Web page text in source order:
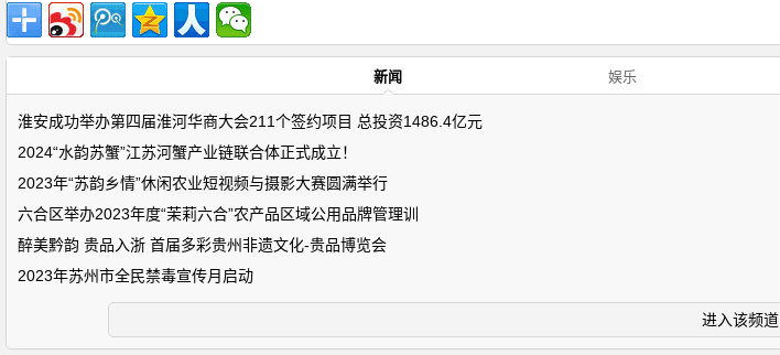
新闻 娱乐
淮安成功举办第四届淮河华商大会211个签约项目 总投资1486.4亿元
2024“水韵苏蟹”江苏河蟹产业链联合体正式成立！
2023年“苏韵乡情”休闲农业短视频与摄影大赛圆满举行
六合区举办2023年度“茉莉六合”农产品区域公用品牌管理训
醉美黔韵 贵品入浙 首届多彩贵州非遗文化-贵品博览会
2023年苏州市全民禁毒宣传月启动
进入该频道